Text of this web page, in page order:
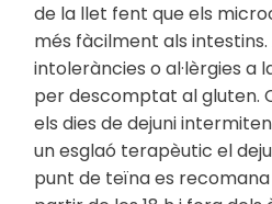
de la llet fent que els
més fàcilment als
intoleràncies o al·lèrgies a
per descomptat al gluten.
els dies de dejuni
un esglaó terapèutic el
punt de teïna es